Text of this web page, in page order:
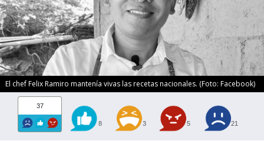
El chef Felix Ramiro mantenía vivas las recetas nacionales. (Foto: Facebook)
37
8 3 5 21